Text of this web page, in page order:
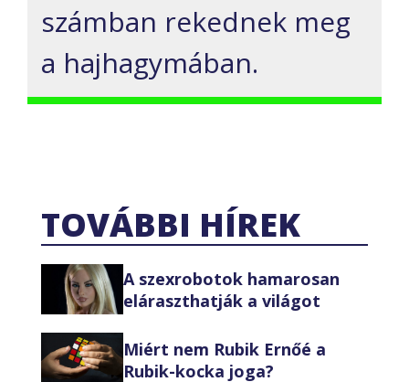
számban rekednek meg
a hajhagymában.
TOVÁBBI HÍREK
A szexrobotok hamarosan
eláraszthatják a világot
Miért nem Rubik Ernőé a
Rubik-kocka joga?